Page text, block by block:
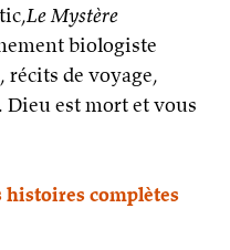
Le Mystère
biologiste
de voyage,
Dieu est mort et vous
complètes